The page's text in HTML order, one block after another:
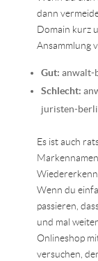
dann
Domain kurz
Ansammlung
Gut: anwalt-
Schlecht:
juristen-
Es ist auch
Wenn du
passieren,
und mal
Onlineshop
versuchen,